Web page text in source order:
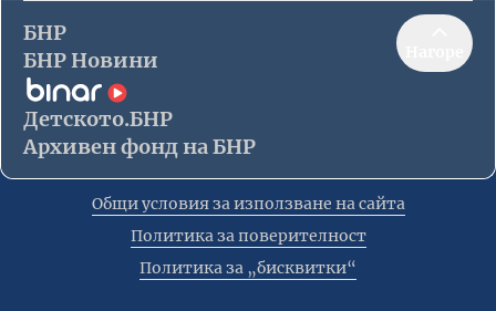
БНР
БНР Новини
Детското.БНР
Архивен фонд на БНР
Общи условия за използване на сайта
Политика за поверителност
Политика за „бисквитки“